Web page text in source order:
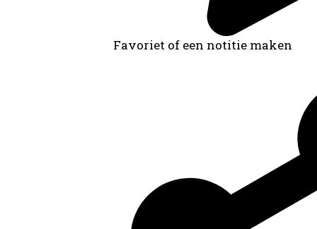
Favoriet of een notitie maken